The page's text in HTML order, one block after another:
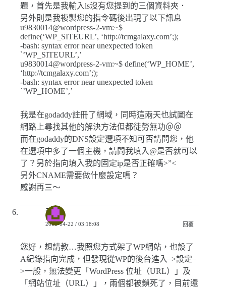
題，首先是我輸入ls沒有您提到的三個資料夾．
另外則是我複製您的指令碼後出現了以下訊息
u9830014@wordpress-2-vm:~$
define(‘WP_SITEURL’, ‘http://tcmgalaxy.com’;);
-bash: syntax error near unexpected token
`’WP_SITEURL’,’
u9830014@wordpress-2-vm:~$ define(‘WP_HOME’,
‘http://tcmgalaxy.com’;);
-bash: syntax error near unexpected token
`’WP_HOME’,’
我是在godaddy註冊了網域，同時這兩天也試圖在
網路上尋找其他的解決方法但都徒勞無功＠＠
而在godaddy的DNS設定選項不知可否請問您，他
在選項中多了一個主機，請問我填入@是否就可以
了？另於指向填入我的固定ip是否正確嗎>”<
另外CNAME需要做什麼設定嗎？
感謝再三～
黃'S
2018-04-22 / 03:18:08 回覆
您好，想請教…我照您方式架了WP網站，也設了
A紀錄指向完成，但發現從WP的後台進入–>設定–
>一般，無法變更「WordPress 位址（URL）」及
「網站位址（URL）」，兩個都被鎖死了，目前還